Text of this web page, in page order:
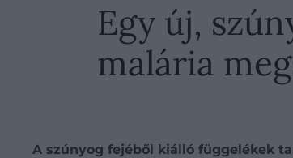
Egy új,
malária
A szúnyog fejéből kiálló függelékek